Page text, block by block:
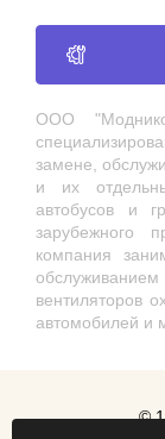
ООО
замене,
и их
автобусов и
зарубежного
компания
обслуживанием
вентиляторов
автомобилей и
©